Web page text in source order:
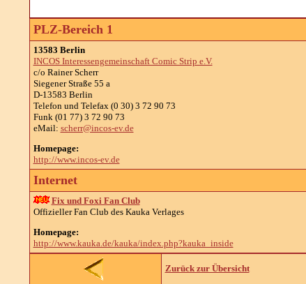
PLZ-Bereich 1
13583 Berlin
INCOS Interessengemeinschaft Comic Strip e.V.
c/o Rainer Scherr
Siegener Straße 55 a
D-13583 Berlin
Telefon und Telefax (0 30) 3 72 90 73
Funk (01 77) 3 72 90 73
eMail: scherr@incos-ev.de
Homepage:
http://www.incos-ev.de
Internet
Fix und Foxi Fan Club
Offizieller Fan Club des Kauka Verlages
Homepage:
http://www.kauka.de/kauka/index.php?kauka_inside
Zurück zur Übersicht